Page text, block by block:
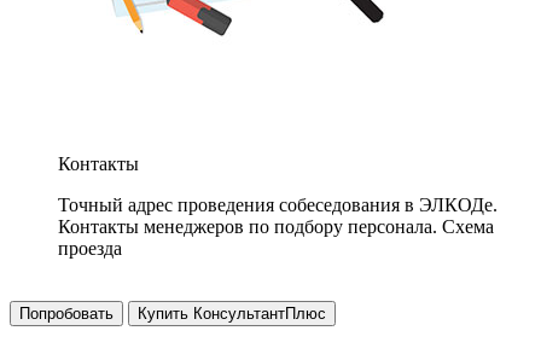
Контакты
Точный адрес проведения собеседования в ЭЛКОДе.
Контакты менеджеров по подбору персонала. Схема
проезда
Попробовать Купить КонсультантПлюс